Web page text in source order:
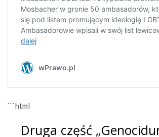
```html
Druga część